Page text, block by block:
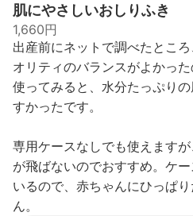
肌にやさしいおしりふき
1,660円
出産前にネットで調べたとこ
オリティのバランスがよかっ
使ってみると、水分たっぷり
すかったです。
専用ケースなしでも使えます
が飛ばないのでおすすめ。ケ
いるので、赤ちゃんにひっぱ
ん。